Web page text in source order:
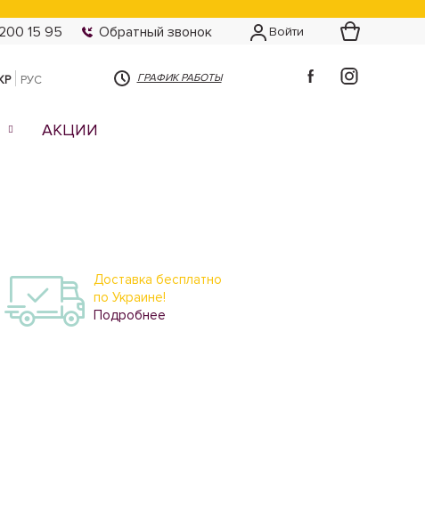
15 95 Обратный звонок Войти
РУС ГРАФИК РАБОТЫ
АКЦИИ
Доставка бесплатно
по Украине!
Подробнее